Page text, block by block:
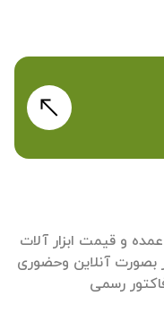
و قیمت ابزار آلات
بصورت آنلاین وحضوری
رسمی